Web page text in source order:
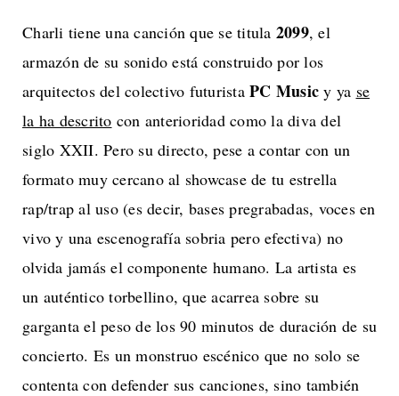
Charli tiene una canción que se titula 2099, el
armazón de su sonido está construido por los
arquitectos del colectivo futurista PC Music y ya se
la ha descrito con anterioridad como la diva del
siglo XXII. Pero su directo, pese a contar con un
formato muy cercano al showcase de tu estrella
rap/trap al uso (es decir, bases pregrabadas, voces en
vivo y una escenografía sobria pero efectiva) no
olvida jamás el componente humano. La artista es
un auténtico torbellino, que acarrea sobre su
garganta el peso de los 90 minutos de duración de su
concierto. Es un monstruo escénico que no solo se
contenta con defender sus canciones, sino también